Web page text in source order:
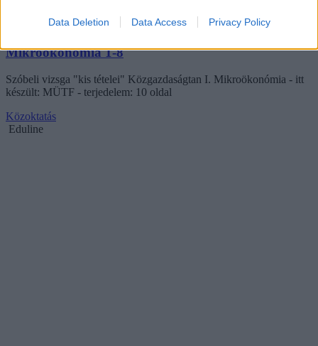
Data Deletion Data Access Privacy Policy
Mikrookonomia 1-8
Szóbeli vizsga "kis tételei" Közgazdaságtan I. Mikroökonómia - itt
készült: MÜTF - terjedelem: 10 oldal
Közoktatás
Eduline